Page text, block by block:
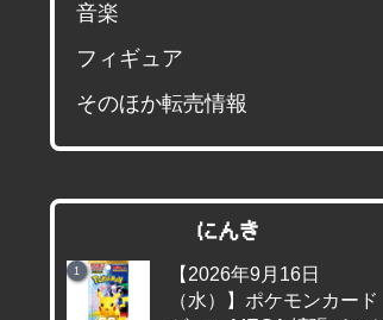
音楽
フィギュア
そのほか転売情報
にんき
【2026年9月16日
（水）】ポケモンカード